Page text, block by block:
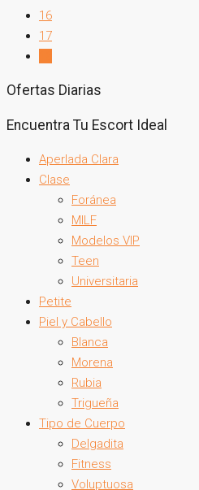
16
17
Ofertas Diarias
Encuentra Tu Escort Ideal
Aperlada Clara
Clase
Foránea
MILF
Modelos VIP
Teen
Universitaria
Petite
Piel y Cabello
Blanca
Morena
Rubia
Trigueña
Tipo de Cuerpo
Delgadita
Fitness
Voluptuosa